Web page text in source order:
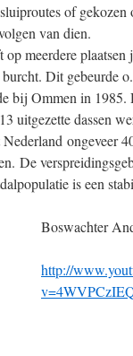
of
van dien.
meerdere plaatsen
Dit gebeurde
bij Ommen in 1985.
uitgezette dassen
ongeveer
De
is een
Boswachter
http://